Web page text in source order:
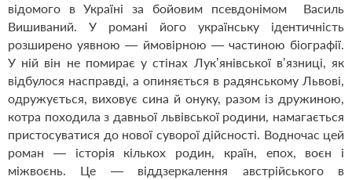
відомого в Україні за бойовим псевдонімом Василь
Вишиваний. У романі його українську ідентичність
розширено уявною — ймовірною — частиною біографії.
У ній він не помирає у стінах Лук’янівської в’язниці, як
відбулося насправді, а опиняється в радянському Львові,
одружується, виховує сина й онуку, разом із дружиною,
котра походила з давньої львівської родини, намагається
пристосуватися до нової суворої дійсності. Водночас цей
роман — історія кількох родин, країн, епох, воєн і
міжвоєнь. Це — віддзеркалення австрійського в